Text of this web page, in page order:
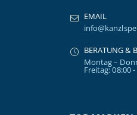
EMAIL
BERATUNG &
Montag –
Freitag: 08:00 -